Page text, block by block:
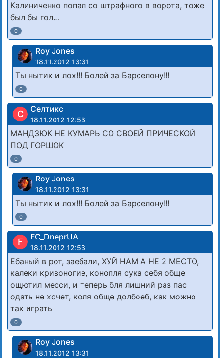
Калиниченко попал со штрафного в ворота, тоже
был бы гол…
0
Roy Jones
18.11.2012 13:31
Ты нытик и лох!!! Болей за Барселону!!!
0
C Cелтикс
18.11.2012 12:53
МАНДЗЮК НЕ КУМАРЬ СО СВОЕЙ ПРИЧЕСКОЙ
ПОД ГОРШОК
0
Roy Jones
18.11.2012 13:31
Ты нытик и лох!!! Болей за Барселону!!!
0
F FC_DneprUA
18.11.2012 12:53
Ебаный в рот, заебали, ХУЙ НАМ А НЕ 2 МЕСТО,
калеки кривоногие, конопля сука себя обще
ощютил месси, и теперь бля лишний раз пас
одать не хочет, коля обще долбоеб, как можно
так играть
0
Roy Jones
18.11.2012 13:31